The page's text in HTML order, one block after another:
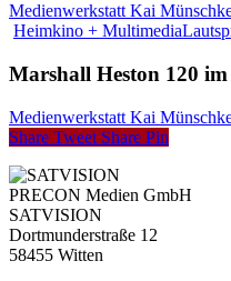
Medienwerkstatt Kai
Heimkino + Multimedia
Marshall Heston 120 im
Medienwerkstatt Kai
Share Tweet Share Pin
PRECON Medien GmbH
SATVISION
Dortmunderstraße 12
58455 Witten